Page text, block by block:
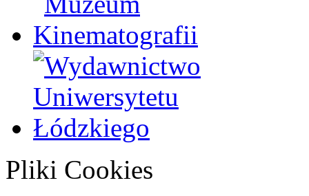
Pliki Cookies